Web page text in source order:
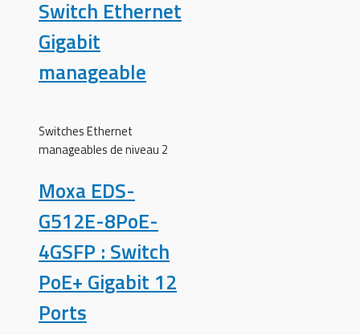
Switch Ethernet
Gigabit
manageable
Switches Ethernet
manageables de niveau 2
Moxa EDS-
G512E-8PoE-
4GSFP : Switch
PoE+ Gigabit 12
Ports